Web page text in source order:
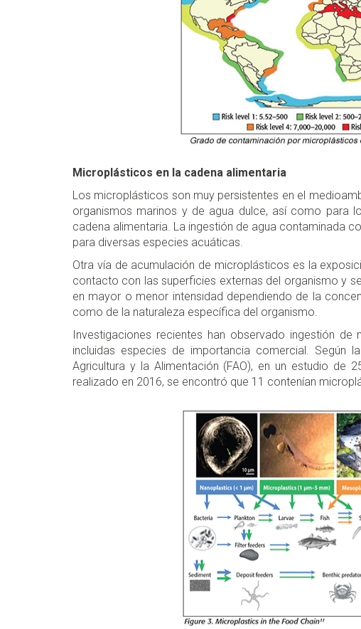
Microplásticos en la cadena alimentaria
Los microplásticos son muy persistentes en el
organismos marinos y de agua dulce, así como para
cadena alimentaria. La ingestión de agua contaminada
para diversas especies acuáticas.
Otra vía de acumulación de microplásticos es la
contacto con las superficies externas del organismo y
en mayor o menor intensidad dependiendo de la
como de la naturaleza específica del organismo.
Investigaciones recientes han observado ingestión
incluidas especies de importancia comercial. Según
Agricultura y la Alimentación (FAO), en un estudio de
realizado en 2016, se encontró que 11 contenían